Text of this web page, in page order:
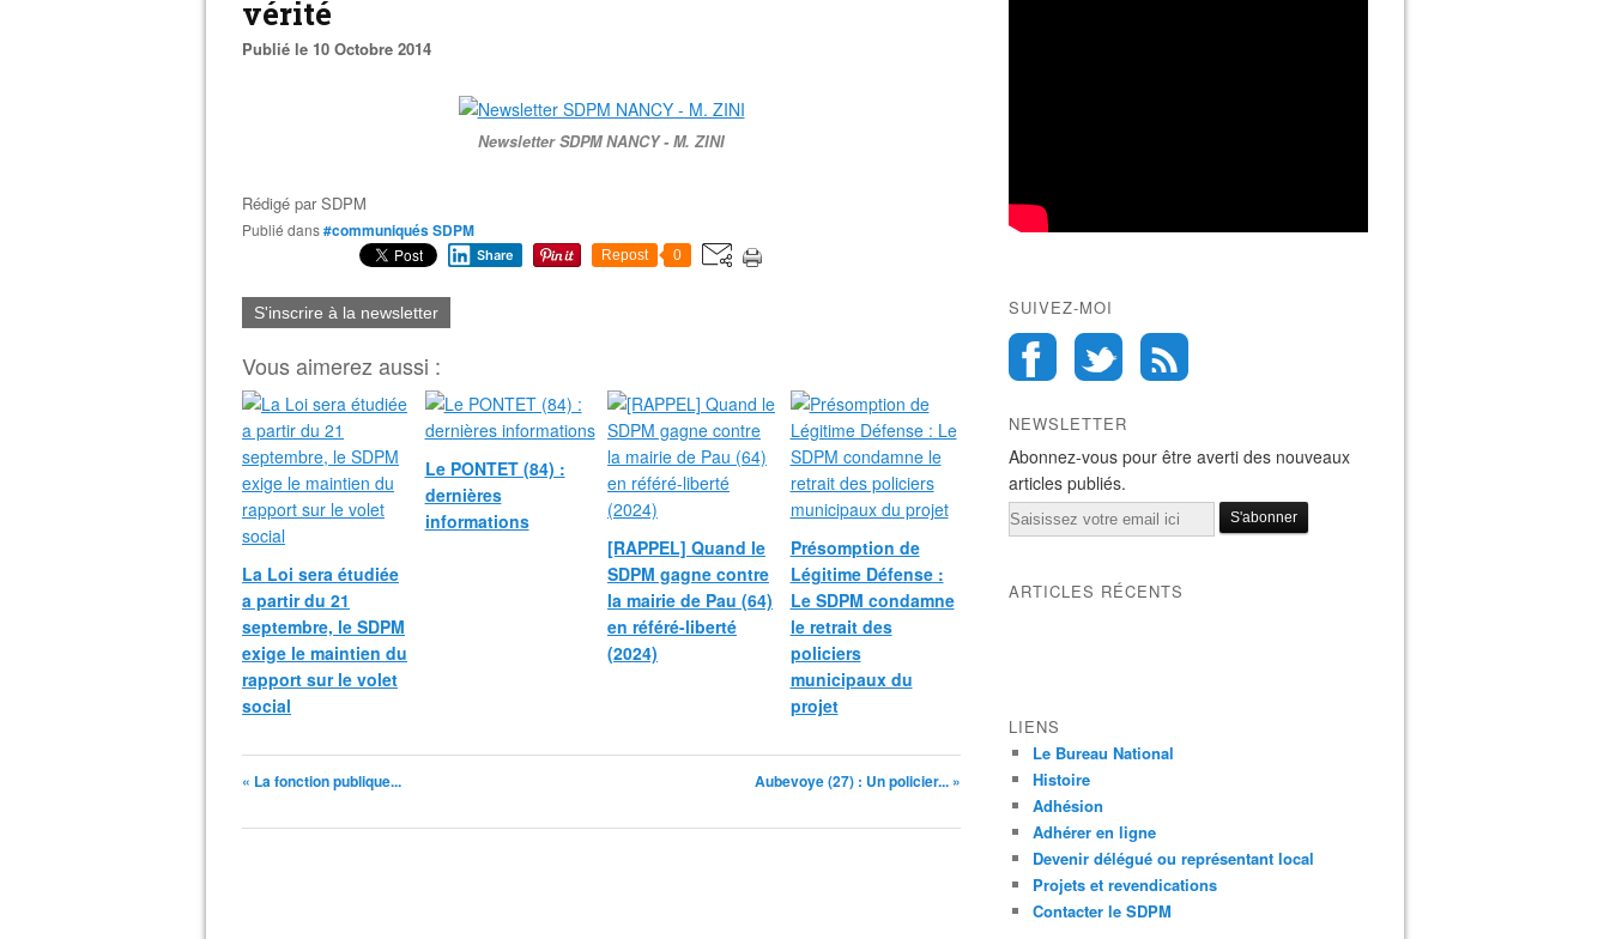
vérité
Publié le 10 Octobre 2014
Newsletter SDPM NANCY - M. ZINI
Rédigé parSDPM
Publié dans#communiqués SDPM
Share Repost 0
S'inscrire à la newsletter
Vous aimerez aussi :
La Loi sera étudiée
a partir du 21
septembre, le SDPM
exige le maintien du
rapport sur le volet
social
Le PONTET (84) :
dernières
informations
[RAPPEL] Quand le
SDPM gagne contre
la mairie de Pau (64)
en référé-liberté
(2024)
Présomption de
Légitime Défense :
Le SDPM condamne
le retrait des
policiers
municipaux du
projet
« La fonction publique... Aubevoye (27) : Un policier... »
SUIVEZ-MOI
NEWSLETTER
Abonnez-vous pour être averti des nouveaux
articles publiés.
Email
ARTICLES RÉCENTS
LIENS
Le Bureau National
Histoire
Adhésion
Adhérer en ligne
Devenir délégué ou représentant local
Projets et revendications
Contacter le SDPM